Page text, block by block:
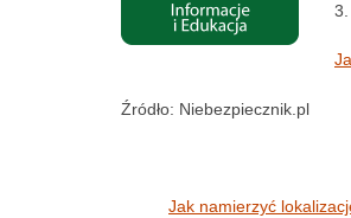
Źródło: Niebezpiecznik.pl
Jak namierzyć